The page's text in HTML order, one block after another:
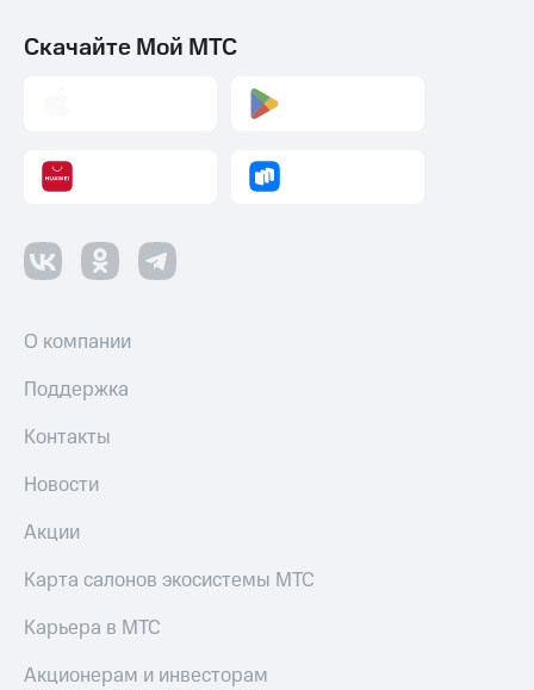
Скачайте Мой МТС
О компании
Поддержка
Контакты
Новости
Акции
Карта салонов экосистемы МТС
Карьера в МТС
Акционерам и инвесторам